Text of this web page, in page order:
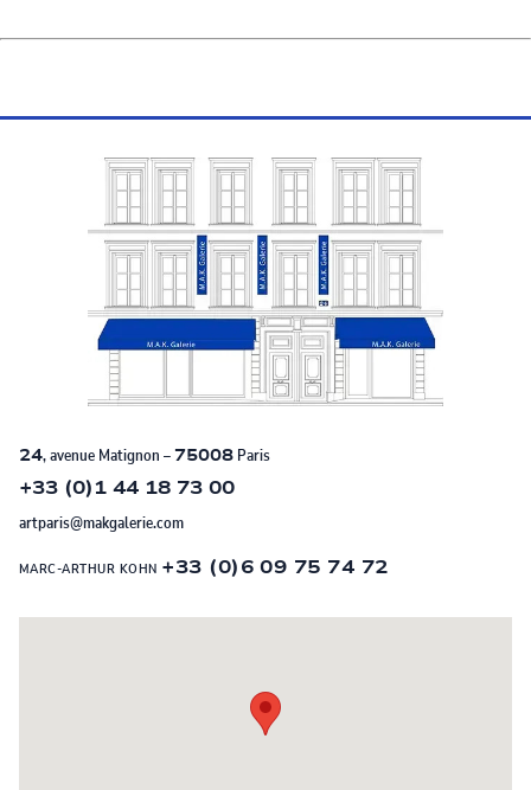
24, avenue Matignon –75008 Paris
+33 (0)1 44 18 73 00
artparis@makgalerie.com
MARC-ARTHUR KOHN +33 (0)6 09 75 74 72